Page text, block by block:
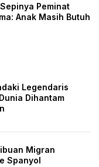
Peminat
Anak Masih Butuh
Legendaris
Dihantam
Migran
Spanyol